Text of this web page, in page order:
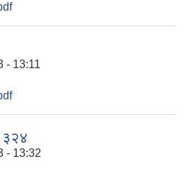
- 13:11
- 13:32